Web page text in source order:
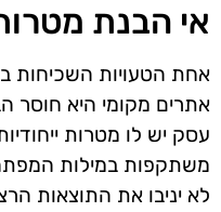
אי הבנת
אחת הטעויות השכיחות
אתרים מקומי היא
עסק יש לו מטרות
משתקפות במילות
לא יניבו את התוצאות